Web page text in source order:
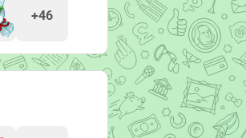
+46